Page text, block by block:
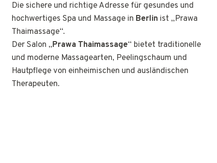
Die sichere und richtige Adresse für gesundes und
hochwertiges Spa und Massage in Berlin ist „Prawa
Thaimassage“.
Der Salon „Prawa Thaimassage“ bietet traditionelle
und moderne Massagearten, Peelingschaum und
Hautpflege von einheimischen und ausländischen
Therapeuten.